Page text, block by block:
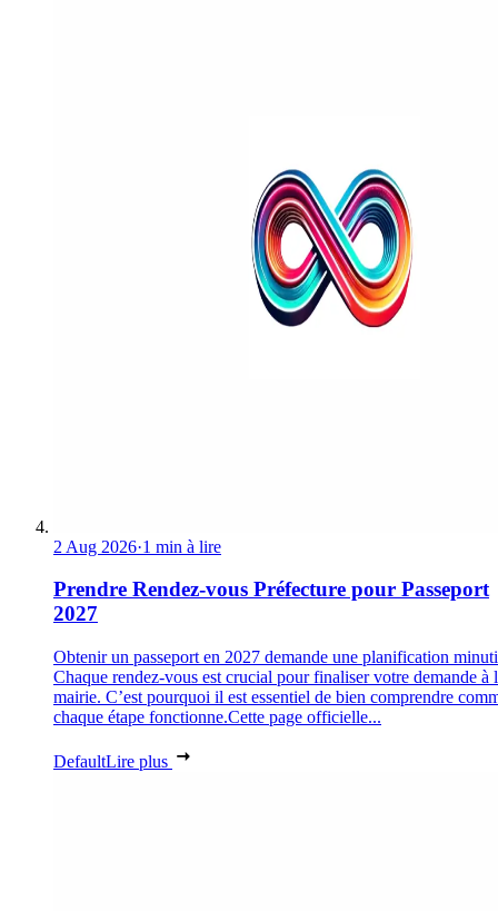
2 Aug 2026·1 min à lire
Prendre Rendez-vous Préfecture pour Passeport
2027
Obtenir un passeport en 2027 demande une planification
Chaque rendez-vous est crucial pour finaliser votre demande à
mairie. C’est pourquoi il est essentiel de bien comprendre
chaque étape fonctionne.Cette page officielle...
DefaultLire plus